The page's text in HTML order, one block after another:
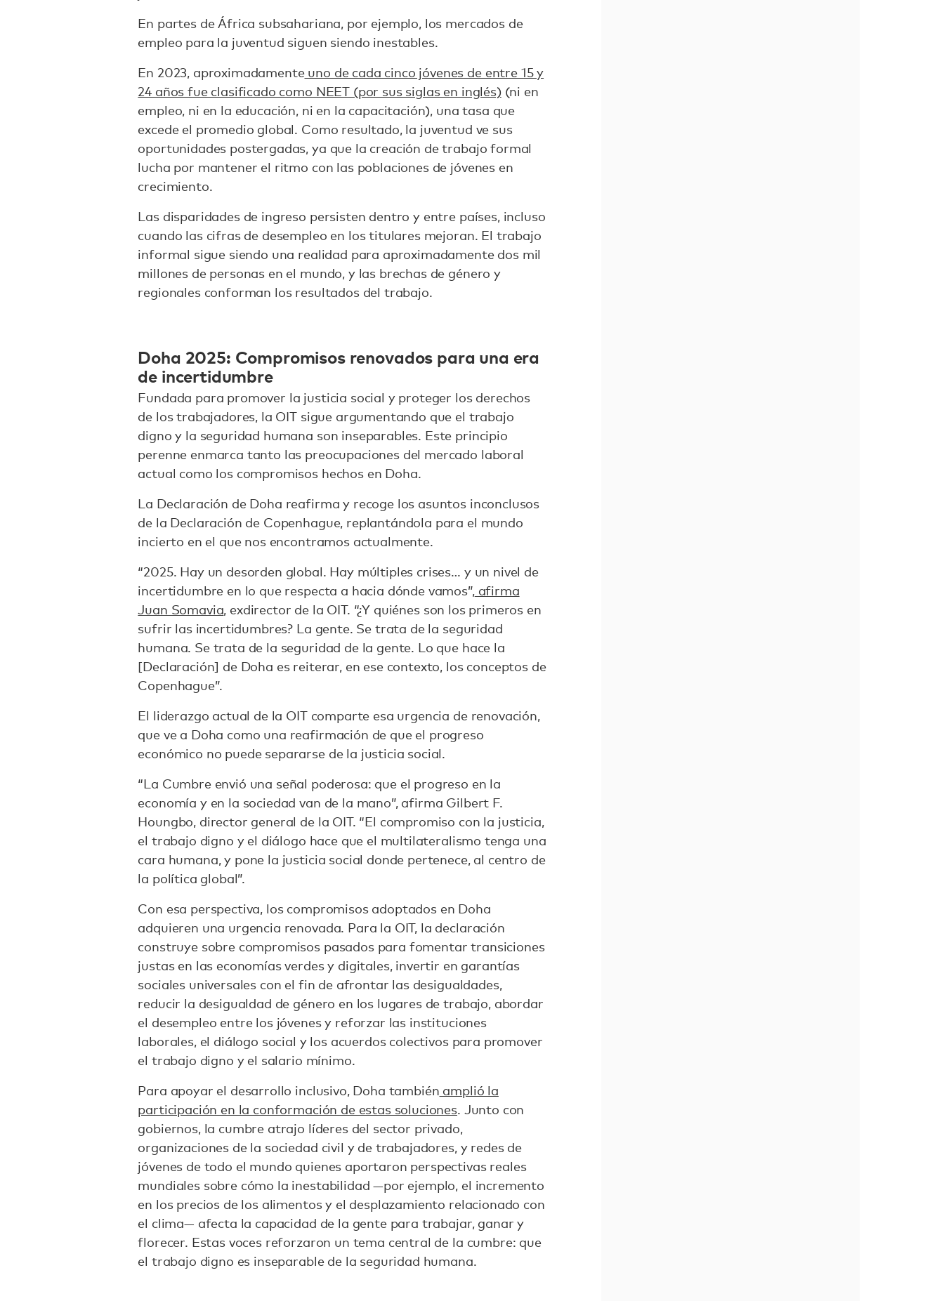
En partes de África subsahariana, por ejemplo, los mercados de
empleo para la juventud siguen siendo inestables.
En 2023, aproximadamenteuno de cada cinco jóvenes de entre 15 y
24 años fue clasificado como NEET (por sus siglas en inglés) (ni en
empleo, ni en la educación, ni en la capacitación), una tasa que
excede el promedio global. Como resultado, la juventud ve sus
oportunidades postergadas, ya que la creación de trabajo formal
lucha por mantener el ritmo con las poblaciones de jóvenes en
crecimiento.
Las disparidades de ingreso persisten dentro y entre países, incluso
cuando las cifras de desempleo en los titulares mejoran. El trabajo
informal sigue siendo una realidad para aproximadamente dos mil
millones de personas en el mundo, y las brechas de género y
regionales conforman los resultados del trabajo.
Doha 2025: Compromisos renovados para una era
de incertidumbre
Fundada para promover la justicia social y proteger los derechos
de los trabajadores, la OIT sigue argumentando que el trabajo
digno y la seguridad humana son inseparables. Este principio
perenne enmarca tanto las preocupaciones del mercado laboral
actual como los compromisos hechos en Doha.
La Declaración de Doha reafirma y recoge los asuntos inconclusos
de la Declaración de Copenhague, replantándola para el mundo
incierto en el que nos encontramos actualmente.
“2025. Hay un desorden global. Hay múltiples crises… y un nivel de
incertidumbre en lo que respecta a hacia dónde vamos”,afirma
Juan Somavia, exdirector de la OIT. “¿Y quiénes son los primeros en
sufrir las incertidumbres? La gente. Se trata de la seguridad
humana. Se trata de la seguridad de la gente. Lo que hace la
[Declaración] de Doha es reiterar, en ese contexto, los conceptos de
Copenhague”.
El liderazgo actual de la OIT comparte esa urgencia de renovación,
que ve a Doha como una reafirmación de que el progreso
económico no puede separarse de la justicia social.
“La Cumbre envió una señal poderosa: que el progreso en la
economía y en la sociedad van de la mano”, afirma Gilbert F.
Houngbo, director general de la OIT. “El compromiso con la justicia,
el trabajo digno y el diálogo hace que el multilateralismo tenga una
cara humana, y pone la justicia social donde pertenece, al centro de
la política global”.
Con esa perspectiva, los compromisos adoptados en Doha
adquieren una urgencia renovada. Para la OIT, la declaración
construye sobre compromisos pasados para fomentar transiciones
justas en las economías verdes y digitales, invertir en garantías
sociales universales con el fin de afrontar las desigualdades,
reducir la desigualdad de género en los lugares de trabajo, abordar
el desempleo entre los jóvenes y reforzar las instituciones
laborales, el diálogo social y los acuerdos colectivos para promover
el trabajo digno y el salario mínimo.
Para apoyar el desarrollo inclusivo, Doha también amplió la
participación en la conformación de estas soluciones. Junto con
gobiernos, la cumbre atrajo líderes del sector privado,
organizaciones de la sociedad civil y de trabajadores, y redes de
jóvenes de todo el mundo quienes aportaron perspectivas reales
mundiales sobre cómo la inestabilidad —por ejemplo, el incremento
en los precios de los alimentos y el desplazamiento relacionado con
el clima— afecta la capacidad de la gente para trabajar, ganar y
florecer. Estas voces reforzaron un tema central de la cumbre: que
el trabajo digno es inseparable de la seguridad humana.